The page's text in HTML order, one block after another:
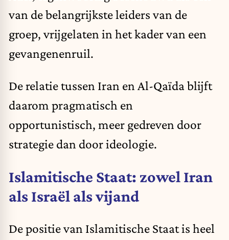
van de belangrijkste leiders van de
groep, vrijgelaten in het kader van een
gevangenenruil.
De relatie tussen Iran en Al-Qaïda blijft
daarom pragmatisch en
opportunistisch, meer gedreven door
strategie dan door ideologie.
Islamitische Staat: zowel Iran
als Israël als vijand
De positie van Islamitische Staat is heel